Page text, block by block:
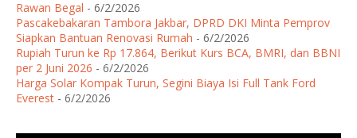
Rawan Begal - 6/2/2026
Pascakebakaran Tambora Jakbar, DPRD DKI Minta Pemprov
Siapkan Bantuan Renovasi Rumah - 6/2/2026
Rupiah Turun ke Rp 17.864, Berikut Kurs BCA, BMRI, dan BBNI
per 2 Juni 2026 - 6/2/2026
Harga Solar Kompak Turun, Segini Biaya Isi Full Tank Ford
Everest - 6/2/2026